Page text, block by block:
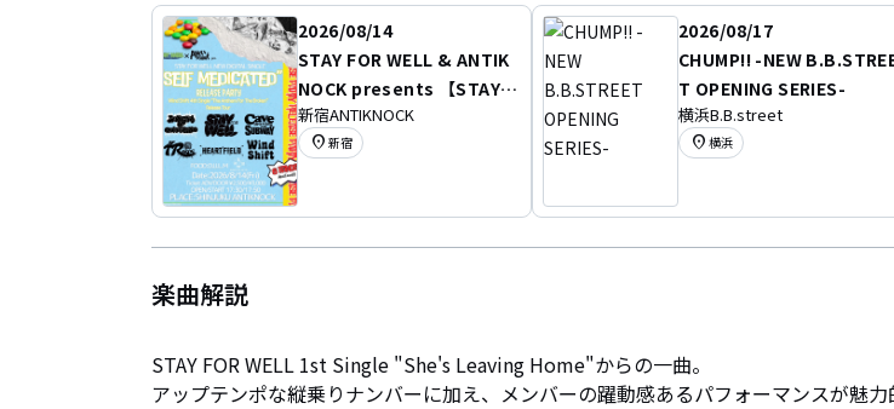
2026/08/14
STAY FOR WELL & ANTIK
NOCK presents 【STAY F
OR WELL”SELFMEDICATE
D”Release Party】 -Wind
新宿ANTIKNOCK
location_on 新宿
2026/08/17
CHUMP!! -NEW
T OPENING SERIES-
横浜B.B.street
location_on 横浜
楽曲解説
STAY FOR WELL 1st Single "She's Leaving Home"からの一曲。
アップテンポな縦乗りナンバーに加え、メンバーの躍動感あるパフォーマンスが魅力